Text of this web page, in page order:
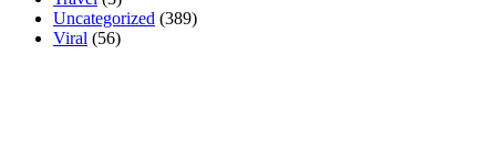
Uncategorized (389)
Viral (56)